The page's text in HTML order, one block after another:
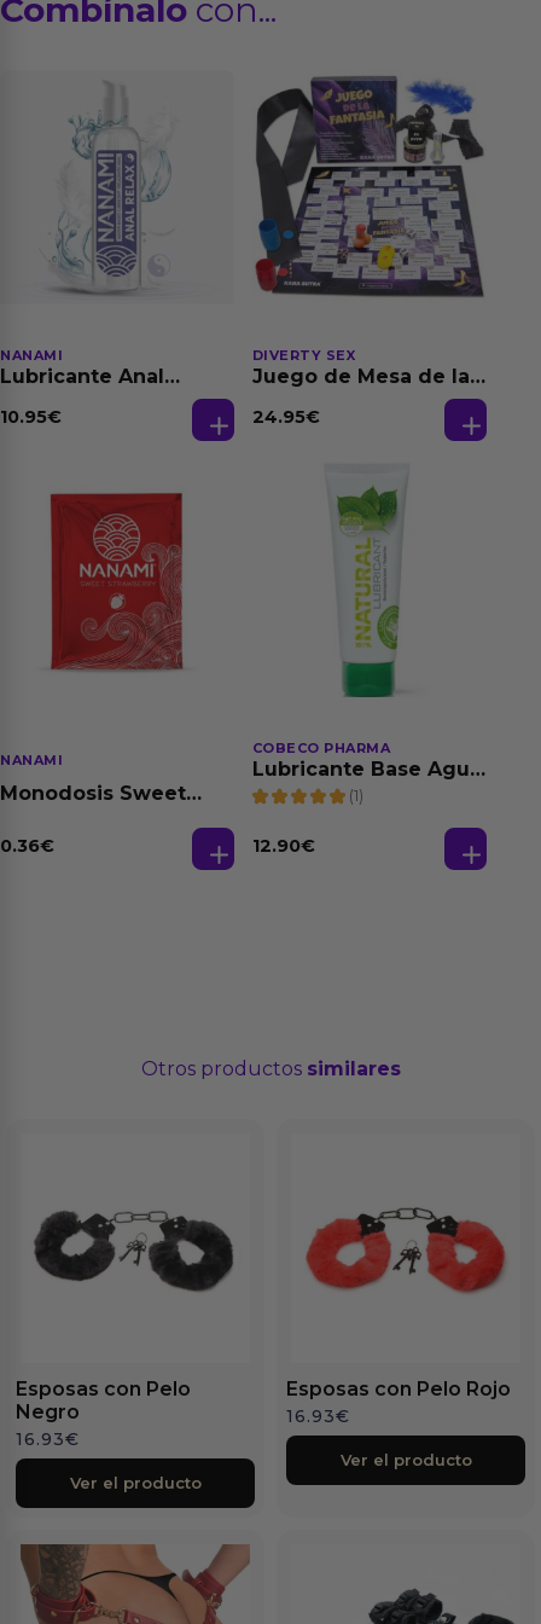
Combínalo con...
NANAMI
Lubricante Anal
Dilatación Base Agua
10.95€
DIVERTY SEX
Juego de Mesa de las
24.95€
NANAMI
Monodosis Sweet
0.36€
COBECO PHARMA
Lubricante Base Agua
100% Natural 125 ml
(1)
12.90€
Otros productos similares
Esposas con Pelo
Negro
16.93€
Ver el producto
Esposas con Pelo Rojo
16.93€
Ver el producto